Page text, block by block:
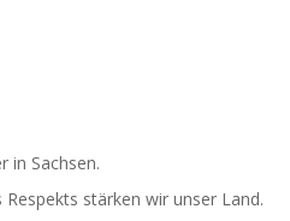
in Sachsen.
stärken wir unser Land.